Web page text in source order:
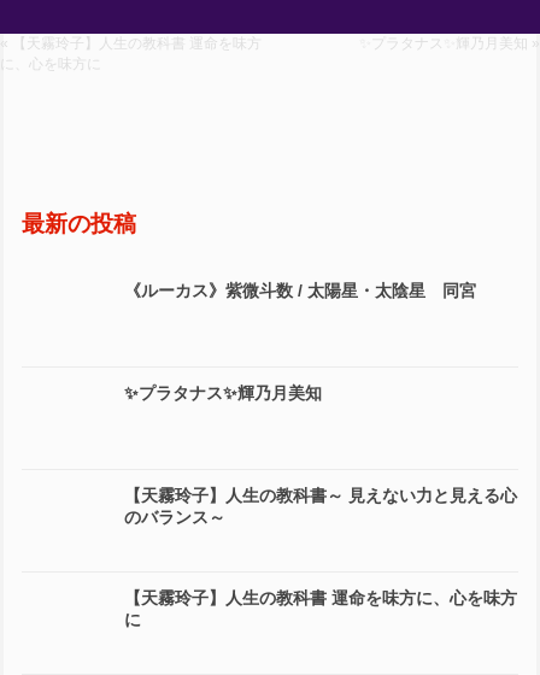
« 【天霧玲子】人生の教科書 運命を味方
に、心を味方に
✨プラタナス✨輝乃月美知 »
最新の投稿
《ルーカス》紫微斗数 / 太陽星・太陰星 同宮
✨プラタナス✨輝乃月美知
【天霧玲子】人生の教科書～ 見えない力と見える心
のバランス～
【天霧玲子】人生の教科書 運命を味方に、心を味方
に